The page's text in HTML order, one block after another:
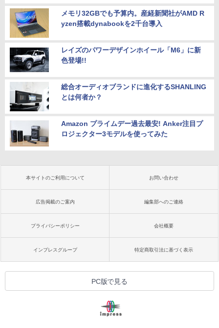
メモリ32GBでも予算内。産経新聞社がAMD R
yzen搭載dynabookを2千台導入
レイズのパワーデザインホイール「M6」に新
色登場!!
総合オーディオブランドに進化するSHANLING
とは何者か？
Amazon プライムデー過去最安! Anker注目プ
ロジェクター3モデルを使ってみた
本サイトのご利用について お問い合わせ
広告掲載のご案内 編集部へのご連絡
プライバシーポリシー 会社概要
インプレスグループ 特定商取引法に基づく表示
PC版で見る